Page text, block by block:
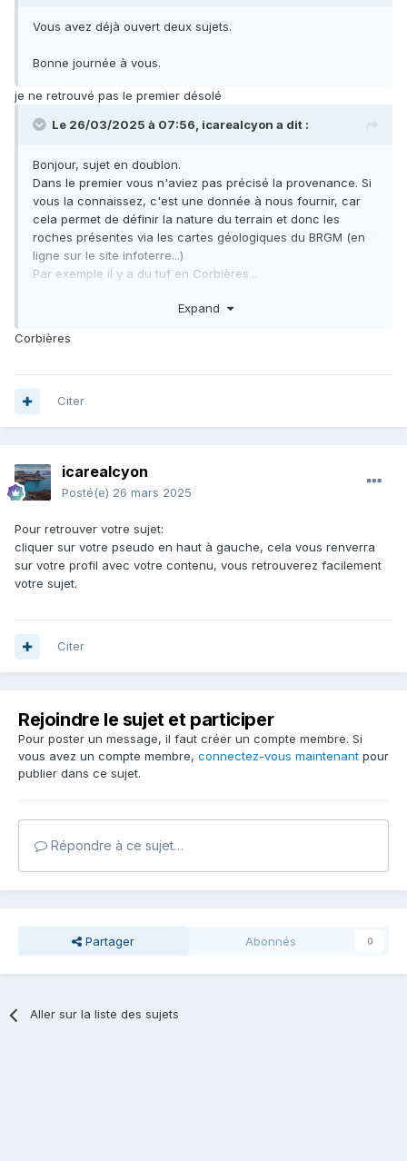
Vous avez déjà ouvert deux sujets.
Bonne journée à vous.
je ne retrouvé pas le premier désolé
Le 26/03/2025 à 07:56, icarealcyon a dit :
Bonjour, sujet en doublon.
Dans le premier vous n'aviez pas précisé la provenance. Si
vous la connaissez, c'est une donnée à nous fournir, car
cela permet de définir la nature du terrain et donc les
roches présentes via les cartes géologiques du BRGM (en
ligne sur le site infoterre...)
Par exemple il y a du tuf en Corbières...
Expand
Corbières
Citer
icarealcyon
Posté(e) 26 mars 2025
Pour retrouver votre sujet:
cliquer sur votre pseudo en haut à gauche, cela vous renverra
sur votre profil avec votre contenu, vous retrouverez facilement
votre sujet.
Citer
Rejoindre le sujet et participer
Pour poster un message, il faut créer un compte membre. Si
vous avez un compte membre, connectez-vous maintenant pour
publier dans ce sujet.
Répondre à ce sujet…
Partager Abonnés 0
Aller sur la liste des sujets